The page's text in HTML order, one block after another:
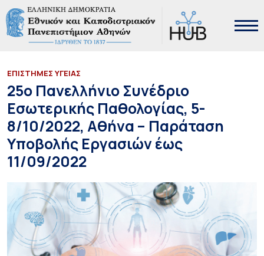
ΕΠΙΣΤΗΜΕΣ ΥΓΕΙΑΣ
25o Πανελλήνιο Συνέδριο
Εσωτερικής Παθολογίας, 5-
8/10/2022, Αθήνα – Παράταση
Υποβολής Εργασιών έως
11/09/2022